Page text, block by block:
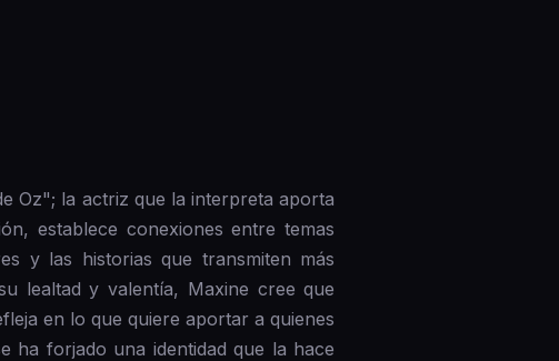
Oz"; la actriz que la interpreta aporta
establece conexiones entre temas
y las historias que transmiten más
lealtad y valentía, Maxine cree que
en lo que quiere aportar a quienes
ha forjado una identidad que la hace